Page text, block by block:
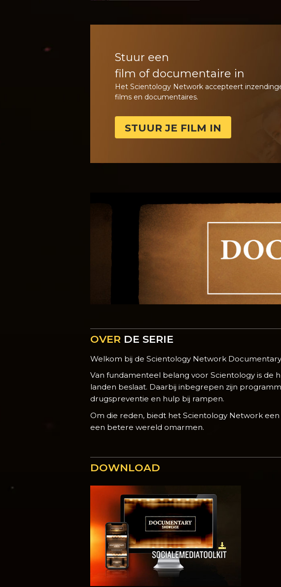
Stuur een
film of documentaire in
Het Scientology Network accepteert
films en documentaires.
STUUR JE FILM IN
OVER DE SERIE
Welkom bij de Scientology Network Documentary
Van fundamenteel belang voor Scientology is de
landen beslaat. Daarbij inbegrepen zijn
drugspreventie en hulp bij rampen.
Om die reden, biedt het Scientology Network
een betere wereld omarmen.
DOWNLOAD